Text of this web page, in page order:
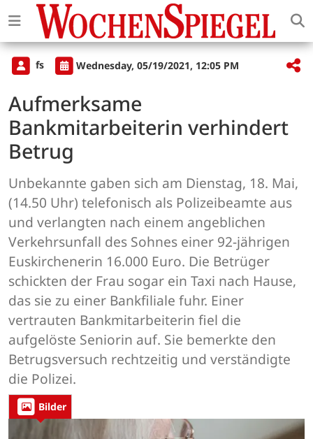
fs Wednesday, 05/19/2021, 12:05 PM
Aufmerksame
Bankmitarbeiterin verhindert
Betrug
Unbekannte gaben sich am Dienstag, 18. Mai,
(14.50 Uhr) telefonisch als Polizeibeamte aus
und verlangten nach einem angeblichen
Verkehrsunfall des Sohnes einer 92-jährigen
Euskirchenerin 16.000 Euro. Die Betrüger
schickten der Frau sogar ein Taxi nach Hause,
das sie zu einer Bankfiliale fuhr. Einer
vertrauten Bankmitarbeiterin fiel die
aufgelöste Seniorin auf. Sie bemerkte den
Betrugsversuch rechtzeitig und verständigte
die Polizei.
Bilder